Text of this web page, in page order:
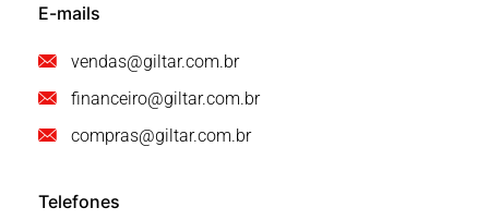
E-mails
vendas@giltar.com.br
financeiro@giltar.com.br
compras@giltar.com.br
Telefones